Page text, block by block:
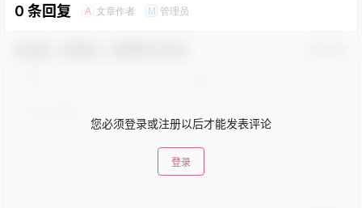
0 条回复 A 文章作者 M 管理员
您必须登录或注册以后才能发表评论
登录